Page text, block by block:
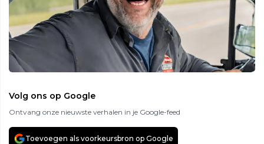
Volg ons op Google
Ontvang onze nieuwste verhalen in je Google-feed
Toevoegen als voorkeursbron op Google